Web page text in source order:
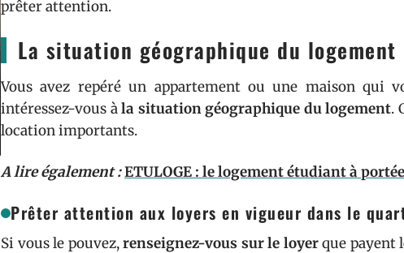
prêter attention.
La situation géographique du logement
Vous avez repéré un appartement ou une maison qui
intéressez-vous àla situation géographique du logement.
location importants.
A lire également :ETULOGE : le logement étudiant à
Prêter attention aux loyers en vigueur dans le
Si vous le pouvez,renseignez-vous sur le loyerque payent